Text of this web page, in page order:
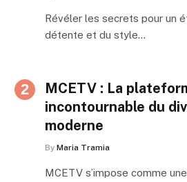
Révéler les secrets pour un
détente et du style…
MCETV : La
incontournable du
moderne
By Maria Tramia
MCETV s’impose comme